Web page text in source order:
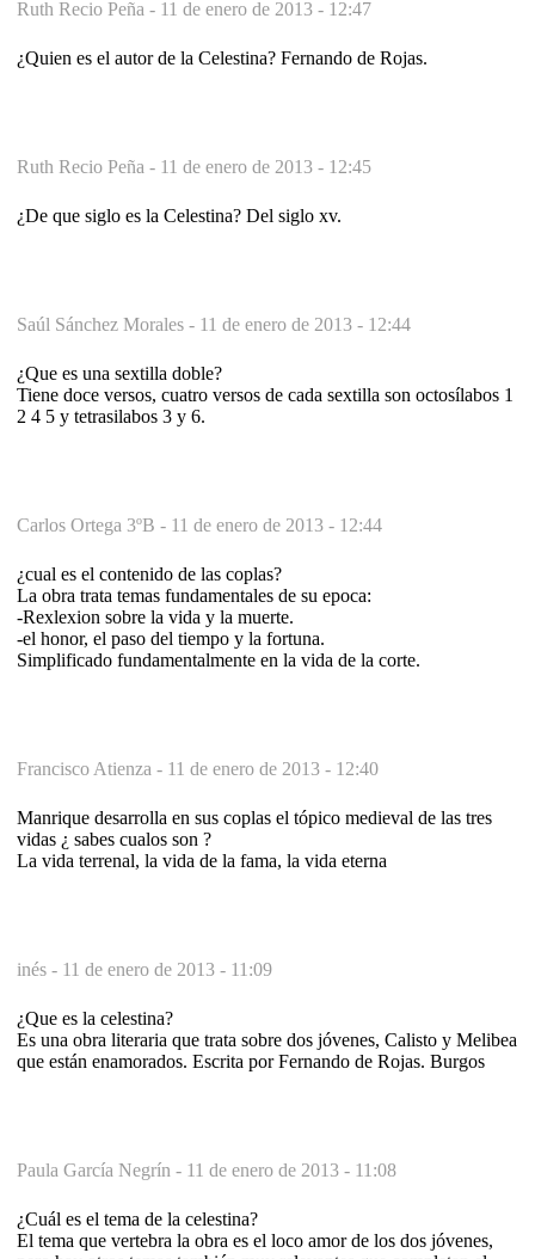
Ruth Recio Peña - 11 de enero de 2013 - 12:47
¿Quien es el autor de la Celestina? Fernando de Rojas.
Ruth Recio Peña - 11 de enero de 2013 - 12:45
¿De que siglo es la Celestina? Del siglo xv.
Saúl Sánchez Morales - 11 de enero de 2013 - 12:44
¿Que es una sextilla doble?
Tiene doce versos, cuatro versos de cada sextilla son octosílabos 1
2 4 5 y tetrasilabos 3 y 6.
Carlos Ortega 3ºB - 11 de enero de 2013 - 12:44
¿cual es el contenido de las coplas?
La obra trata temas fundamentales de su epoca:
-Rexlexion sobre la vida y la muerte.
-el honor, el paso del tiempo y la fortuna.
Simplificado fundamentalmente en la vida de la corte.
Francisco Atienza - 11 de enero de 2013 - 12:40
Manrique desarrolla en sus coplas el tópico medieval de las tres
vidas ¿ sabes cualos son ?
La vida terrenal, la vida de la fama, la vida eterna
inés - 11 de enero de 2013 - 11:09
¿Que es la celestina?
Es una obra literaria que trata sobre dos jóvenes, Calisto y Melibea
que están enamorados. Escrita por Fernando de Rojas. Burgos
Paula García Negrín - 11 de enero de 2013 - 11:08
¿Cuál es el tema de la celestina?
El tema que vertebra la obra es el loco amor de los dos jóvenes,